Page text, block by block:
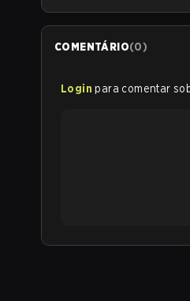
COMENTÁRIO(0)
Login para comentar